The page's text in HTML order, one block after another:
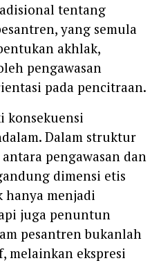
tentang
yang semula
akhlak,
pengawasan
pada pencitraan.
konsekuensi
Dalam struktur
pengawasan dan
dimensi etis
menjadi
juga penuntun
pesantren bukanlah
melainkan ekspresi